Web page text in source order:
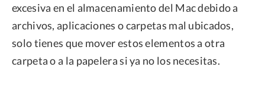
excesiva en el almacenamiento del Mac debido a
archivos, aplicaciones o carpetas mal ubicados,
solo tienes que mover estos elementos a otra
carpeta o a la papelera si ya no los necesitas.